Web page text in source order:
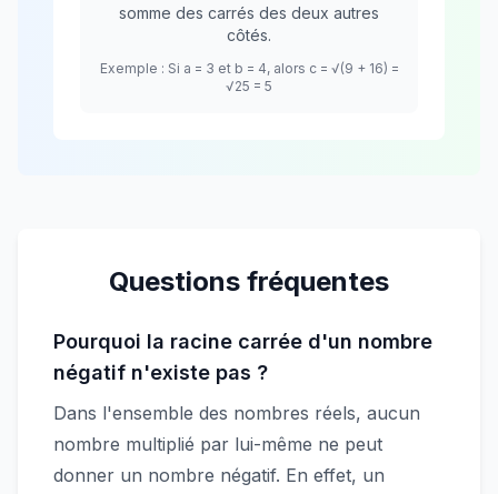
somme des carrés des deux autres
côtés.
Exemple : Si a = 3 et b = 4, alors c = √(9 + 16) =
√25 = 5
Questions fréquentes
Pourquoi la racine carrée d'un nombre
négatif n'existe pas ?
Dans l'ensemble des nombres réels, aucun
nombre multiplié par lui-même ne peut
donner un nombre négatif. En effet, un